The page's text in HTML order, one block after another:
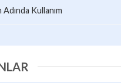
Adında Kullanım